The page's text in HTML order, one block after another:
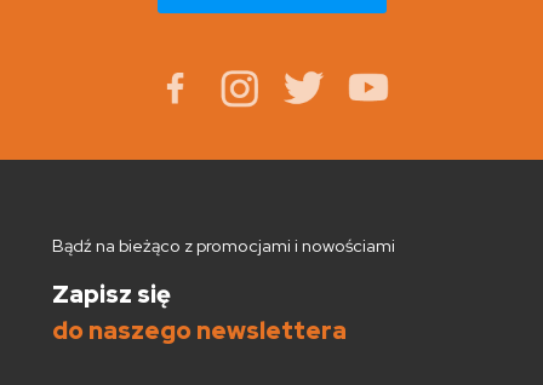
Bądź na bieżąco z promocjami i nowościami
Zapisz się
do naszego newslettera